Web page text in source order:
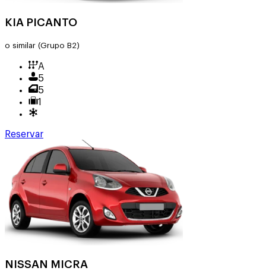
KIA PICANTO
o similar (Grupo B2)
A
5
5
1
Reservar
NISSAN MICRA